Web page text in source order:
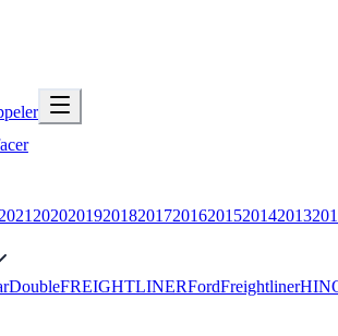
2021 20202019201820172016201520142013
DoubleFREIGHTLINERFordFreightliner